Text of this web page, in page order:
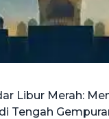
Libur Merah:
Tengah